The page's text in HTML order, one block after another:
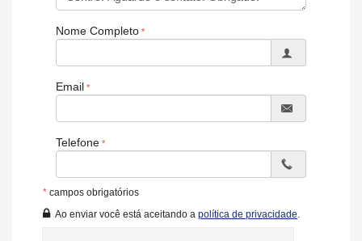
Área de lazer fantástica.
Características do Imóvel
Churrasqueira
Piso Cerâmico
Andar Alto
Fechadura Eletrônica
Área de Serviço
Dependência de Empregada
Sacada com Churrasqueira
Nome Completo
Email
Telefone
* campos obrigatórios
Ao enviar você está aceitando a política de privacidade